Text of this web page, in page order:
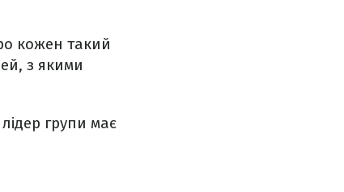
кожен такий
з якими
групи має